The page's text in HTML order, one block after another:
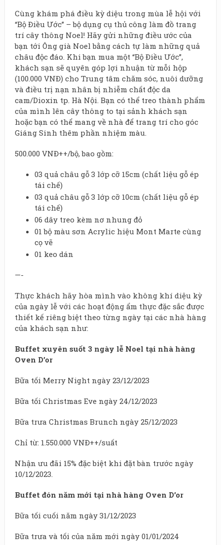
Cùng khám phá điều kỳ diệu trong mùa lễ hội với
“Bộ Điều Ước” – bộ dụng cụ thủ công làm đồ trang
trí cây thông Noel! Hãy gửi những điều ước của
bạn tới Ông già Noel bằng cách tự làm những quả
châu độc đáo. Khi bạn mua một “Bộ Điều Ước”,
khách sạn sẽ quyên góp lợi nhuận từ mỗi hộp
(100.000 VNĐ) cho Trung tâm chăm sóc, nuôi dưỡng
và điều trị nạn nhân bị nhiễm chất độc da
cam/Dioxin tp. Hà Nội. Bạn có thể treo thành phẩm
của mình lên cây thông to tại sảnh khách sạn
hoặc bạn có thể mang về nhà để trang trí cho góc
Giáng Sinh thêm phần nhiệm màu.
500.000 VNĐ++/bộ, bao gồm:
03 quả châu gỗ 3 lớp cỡ 15cm (chất liệu gỗ ép
tái chế)
03 quả châu gỗ 3 lớp cỡ 10cm (chất liệu gỗ ép
tái chế)
06 dây treo kèm nơ nhung đỏ
01 bộ màu sơn Acrylic hiệu Mont Marte cùng
cọ vẽ
01 keo dán
—-
Thực khách hãy hòa mình vào không khí diệu kỳ
của ngày lễ với các hoạt động ẩm thực đặc sắc được
thiết kế riêng biệt theo từng ngày tại các nhà hàng
của khách sạn như:
Buffet xuyên suốt 3 ngày lễ Noel tại nhà hàng
Oven D’or
Bữa tối Merry Night ngày 23/12/2023
Bữa tối Christmas Eve ngày 24/12/2023
Bữa trưa Christmas Brunch ngày 25/12/2023
Chỉ từ: 1.550.000 VNĐ++/suất
Nhận ưu đãi 15% đặc biệt khi đặt bàn trước ngày
10/12/2023.
Buffet đón năm mới tại nhà hàng Oven D’or
Bữa tối cuối năm ngày 31/12/2023
Bữa trưa và tối của năm mới ngày 01/01/2024